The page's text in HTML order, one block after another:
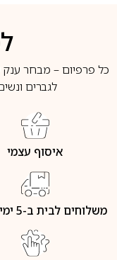
כל פרפיום – מבחר ענק
לגברים
איסוף עצמי
משלוחים לבית ב-5 ימי עסקים